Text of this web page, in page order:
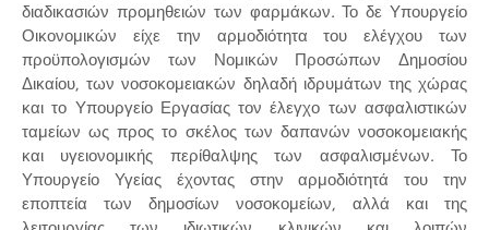
διαδικασιών προμηθειών των φαρμάκων. Το δε Υπουργείο
Οικονομικών είχε την αρμοδιότητα του ελέγχου των
προϋπολογισμών των Νομικών Προσώπων Δημοσίου
Δικαίου, των νοσοκομειακών δηλαδή ιδρυμάτων της χώρας
και το Υπουργείο Εργασίας τον έλεγχο των ασφαλιστικών
ταμείων ως προς το σκέλος των δαπανών νοσοκομειακής
και υγειονομικής περίθαλψης των ασφαλισμένων. Το
Υπουργείο Υγείας έχοντας στην αρμοδιότητά του την
εποπτεία των δημοσίων νοσοκομείων, αλλά και της